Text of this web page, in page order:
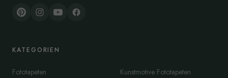
KATEGORIEN
Fototapeten
Kunstmotive Fototapeten